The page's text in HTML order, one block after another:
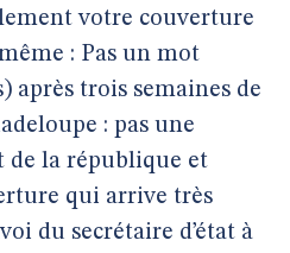
votre couverture
: Pas un mot
après trois semaines de
: pas une
de la république et
qui arrive très
du secrétaire d’état à